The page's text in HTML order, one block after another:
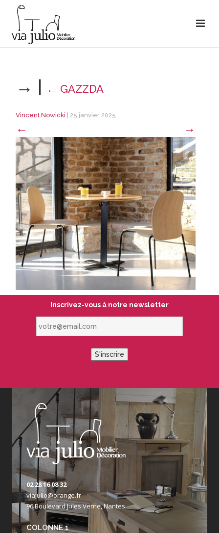
→ | ← GAZZDA
Vincent Nowicki 25 janvier 2025
← →
Inscrivez-vous à notre newsletter
S'inscrire
02 28 16 08 32
viajulio@orange.fr
96 Boulevard Jules Verne, Nantes
COLONNE 1